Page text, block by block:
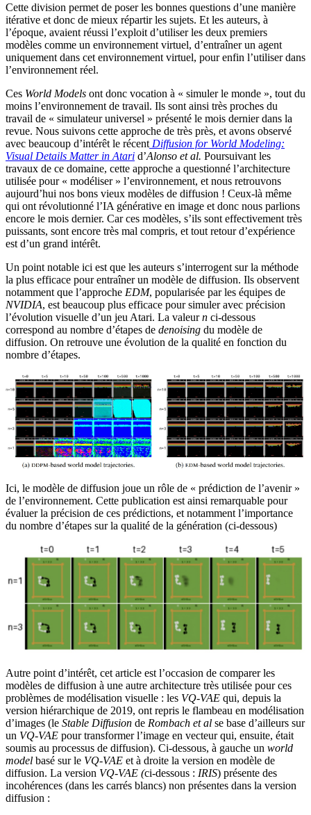
Cette division permet de poser les bonnes questions d’une manière
itérative et donc de mieux répartir les sujets. Et les auteurs, à
l’époque, avaient réussi l’exploit d’utiliser les deux premiers
modèles comme un environnement virtuel, d’entraîner un agent
uniquement dans cet environnement virtuel, pour enfin l’utiliser dans
l’environnement réel.
Ces World Models ont donc vocation à « simuler le monde », tout du
moins l’environnement de travail. Ils sont ainsi très proches du
travail de « simulateur universel » présenté le mois dernier dans la
revue. Nous suivons cette approche de très près, et avons observé
avec beaucoup d’intérêt le récent Diffusion for World Modeling:
Visual Details Matter in Atari d’Alonso et al. Poursuivant les
travaux de ce domaine, cette approche a questionné l’architecture
utilisée pour « modéliser » l’environnement, et nous retrouvons
aujourd’hui nos bons vieux modèles de diffusion ! Ceux-là même
qui ont révolutionné l’IA générative en image et donc nous parlions
encore le mois dernier. Car ces modèles, s’ils sont effectivement très
puissants, sont encore très mal compris, et tout retour d’expérience
est d’un grand intérêt.
Un point notable ici est que les auteurs s’interrogent sur la méthode
la plus efficace pour entraîner un modèle de diffusion. Ils observent
notamment que l’approche EDM, popularisée par les équipes de
NVIDIA, est beaucoup plus efficace pour simuler avec précision
l’évolution visuelle d’un jeu Atari. La valeurn ci-dessous
correspond au nombre d’étapes de denoising du modèle de
diffusion. On retrouve une évolution de la qualité en fonction du
nombre d’étapes.
Ici, le modèle de diffusion joue un rôle de « prédiction de l’avenir »
de l’environnement. Cette publication est ainsi remarquable pour
évaluer la précision de ces prédictions, et notamment l’importance
du nombre d’étapes sur la qualité de la génération (ci-dessous)
Autre point d’intérêt, cet article est l’occasion de comparer les
modèles de diffusion à une autre architecture très utilisée pour ces
problèmes de modélisation visuelle : les VQ-VAE qui, depuis la
version hiérarchique de 2019, ont repris le flambeau en modélisation
d’images (le Stable Diffusion de Rombach et al se base d’ailleurs sur
un VQ-VAE pour transformer l’image en vecteur qui, ensuite, était
soumis au processus de diffusion). Ci-dessous, à gauche un world
model basé sur le VQ-VAE et à droite la version en modèle de
diffusion. La version VQ-VAE (ci-dessous : IRIS) présente des
incohérences (dans les carrés blancs) non présentes dans la version
diffusion :